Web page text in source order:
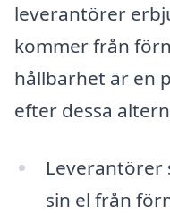
leverantörer
kommer från
hållbarhet är en
efter dessa
Leverantörer
sin el från